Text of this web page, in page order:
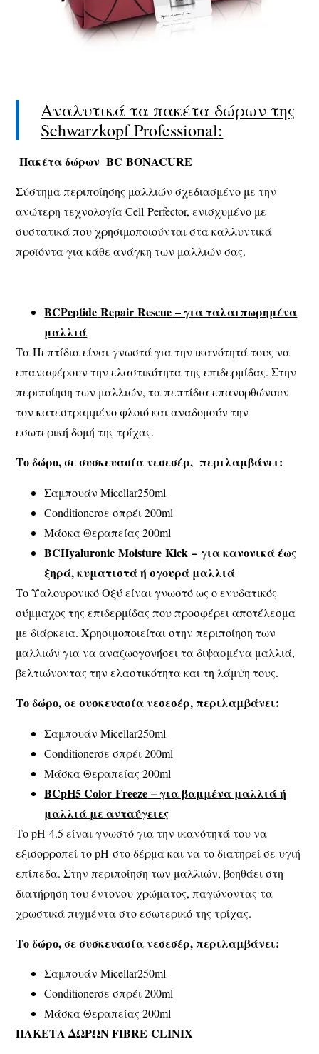
Αναλυτικά τα πακέτα δώρων της
Schwarzkopf Professional:
Πακέτα δώρωνBC BONACURE
Σύστημα περιποίησης μαλλιών σχεδιασμένο με την
ανώτερη τεχνολογία Cell Perfector, ενισχυμένο με
συστατικά που χρησιμοποιούνται στα καλλυντικά
προϊόντα για κάθε ανάγκη των μαλλιών σας.
BCPeptide Repair Rescue – για ταλαιπωρημένα
μαλλιά
Τα Πεπτίδια είναι γνωστά για την ικανότητά τους να
επαναφέρουν την ελαστικότητα της επιδερμίδας. Στην
περιποίηση των μαλλιών, τα πεπτίδια επανορθώνουν
τον κατεστραμμένο φλοιό και αναδομούν την
εσωτερική δομή της τρίχας.
Το δώρο, σε συσκευασία νεσεσέρ, περιλαμβάνει:
Σαμπουάν Micellar250ml
Conditionerσε σπρέι 200ml
Μάσκα Θεραπείας 200ml
BCHyaluronic Moisture Kick – για κανονικά έως
ξηρά, κυματιστά ή σγουρά μαλλιά
Το Υαλουρονικό Οξύ είναι γνωστό ως ο ενυδατικός
σύμμαχος της επιδερμίδας που προσφέρει αποτέλεσμα
με διάρκεια. Χρησιμοποιείται στην περιποίηση των
μαλλιών για να αναζωογονήσει τα διψασμένα μαλλιά,
βελτιώνοντας την ελαστικότητα και τη λάμψη τους.
Το δώρο, σε συσκευασία νεσεσέρ, περιλαμβάνει:
Σαμπουάν Micellar250ml
Conditionerσε σπρέι 200ml
Μάσκα Θεραπείας 200ml
BCpH5Color Freeze – για βαμμένα μαλλιά ή
μαλλιά με ανταύγειες
Το pH 4.5 είναι γνωστό για την ικανότητά του να
εξισορροπεί το pH στο δέρμα και να το διατηρεί σε υγιή
επίπεδα. Στην περιποίηση των μαλλιών, βοηθάει στη
διατήρηση του έντονου χρώματος, παγώνοντας τα
χρωστικά πιγμέντα στο εσωτερικό της τρίχας.
Το δώρο, σε συσκευασία νεσεσέρ, περιλαμβάνει:
Σαμπουάν Micellar250ml
Conditionerσε σπρέι 200ml
Μάσκα Θεραπείας 200ml
ΠΑΚΕΤΑ ΔΩΡΩΝFIBRE CLINIX